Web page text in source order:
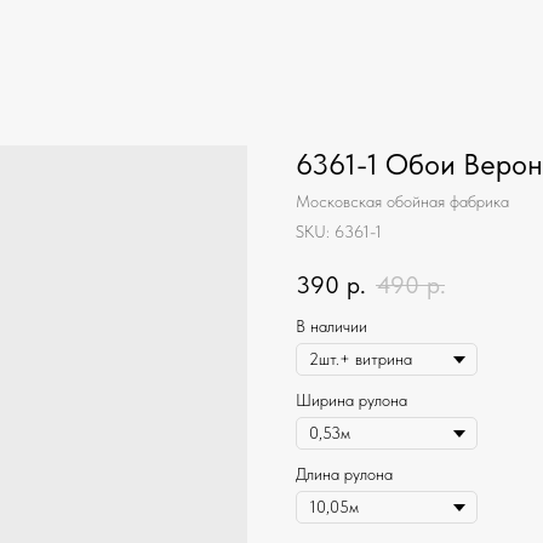
6361-1 Обои
Московская обойная фабрика
SKU: 6361-1
390 р. 490 р.
В наличии
Ширина рулона
Длина рулона